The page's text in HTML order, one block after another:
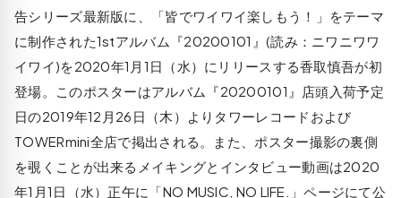
告シリーズ最新版に、「皆でワイワイ楽しもう！」をテーマ
に制作された1stアルバム『20200101』(読み：ニワニワワ
イワイ)を2020年1月1日（水）にリリースする香取慎吾が初
登場。このポスターはアルバム『20200101』店頭入荷予定
日の2019年12月26日（木）よりタワーレコードおよび
TOWERmini全店で掲出される。また、ポスター撮影の裏側
を覗くことが出来るメイキングとインタビュー動画は2020
年1月1日（水）正午に「NO MUSIC, NO LIFE.」ページにて公